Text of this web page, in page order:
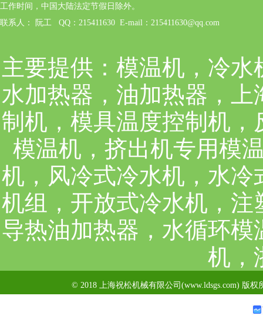
工作时间，中国大陆法定节假日除外。
联系人： 阮工 QQ：215411630 E-mail：215411630@qq.com
主要提供： 模温机，冷水
水加热器，油加热器，
制机，模具温度控制机
模温机，挤出机专用模
机，风冷式冷水机，水
机组，开放式冷水机，
导热油加热器，水循环
机，
© 2018 上海祝松机械有限公司(www.ldsgs.com) 版权